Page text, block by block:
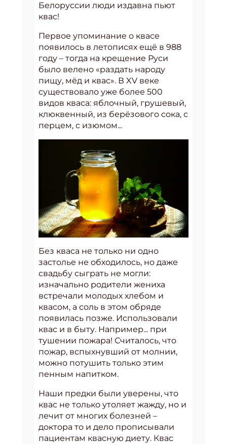
Белоруссии люди издавна пьют
квас!
Первое упоминание о квасе
появилось в летописях ещё в 988
году – тогда на крещение Руси
было велено «раздать народу
пищу, мёд и квас». В XV веке
существовало уже более 500
видов кваса: яблочный, грушевый,
клюквенный, из берёзового сока, с
перцем, с изюмом...
Без кваса не только ни одно
застолье не обходилось, но даже
свадьбу сыграть не могли:
изначально родители жениха
встречали молодых хлебом и
квасом, а соль в этом обряде
появилась позже. Использовали
квас и в быту. Например... при
тушении пожара! Считалось, что
пожар, вспыхнувший от молнии,
можно потушить только этим
пенным напитком.
Наши предки были уверены, что
квас не только утоляет жажду, но и
лечит от многих болезней –
доктора то и дело прописывали
пациентам квасную диету. Квас